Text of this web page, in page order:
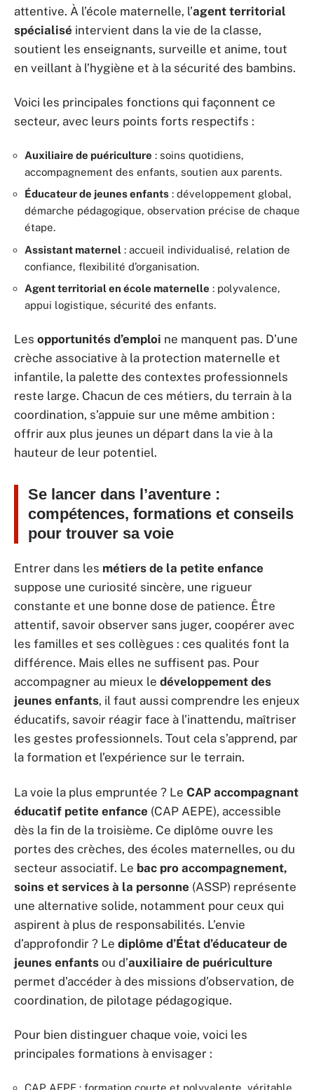
attentive. À l’école maternelle, l’agent territorial
spécialisé intervient dans la vie de la classe,
soutient les enseignants, surveille et anime, tout
en veillant à l’hygiène et à la sécurité des bambins.
Voici les principales fonctions qui façonnent ce
secteur, avec leurs points forts respectifs :
Auxiliaire de puériculture : soins quotidiens,
accompagnement des enfants, soutien aux parents.
Éducateur de jeunes enfants : développement global,
démarche pédagogique, observation précise de chaque
étape.
Assistant maternel : accueil individualisé, relation de
confiance, flexibilité d’organisation.
Agent territorial en école maternelle : polyvalence,
appui logistique, sécurité des enfants.
Les opportunités d’emploi ne manquent pas. D’une
crèche associative à la protection maternelle et
infantile, la palette des contextes professionnels
reste large. Chacun de ces métiers, du terrain à la
coordination, s’appuie sur une même ambition :
offrir aux plus jeunes un départ dans la vie à la
hauteur de leur potentiel.
Se lancer dans l’aventure :
compétences, formations et conseils
pour trouver sa voie
Entrer dans les métiers de la petite enfance
suppose une curiosité sincère, une rigueur
constante et une bonne dose de patience. Être
attentif, savoir observer sans juger, coopérer avec
les familles et ses collègues : ces qualités font la
différence. Mais elles ne suffisent pas. Pour
accompagner au mieux le développement des
jeunes enfants, il faut aussi comprendre les enjeux
éducatifs, savoir réagir face à l’inattendu, maîtriser
les gestes professionnels. Tout cela s’apprend, par
la formation et l’expérience sur le terrain.
La voie la plus empruntée ? Le CAP accompagnant
éducatif petite enfance (CAP AEPE), accessible
dès la fin de la troisième. Ce diplôme ouvre les
portes des crèches, des écoles maternelles, ou du
secteur associatif. Le bac pro accompagnement,
soins et services à la personne (ASSP) représente
une alternative solide, notamment pour ceux qui
aspirent à plus de responsabilités. L’envie
d’approfondir ? Le diplôme d’État d’éducateur de
jeunes enfants ou d’auxiliaire de puériculture
permet d’accéder à des missions d’observation, de
coordination, de pilotage pédagogique.
Pour bien distinguer chaque voie, voici les
principales formations à envisager :
CAP AEPE : formation courte et polyvalente, véritable